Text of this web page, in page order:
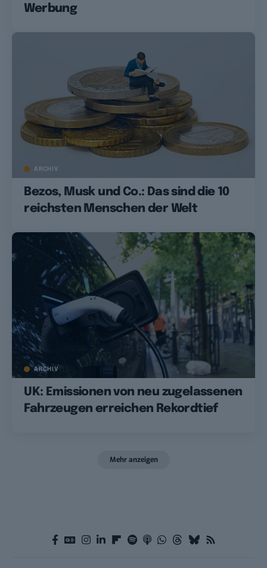
Werbung
ARCHIV
Bezos, Musk und Co.: Das sind die 10
reichsten Menschen der Welt
ARCHIV
UK: Emissionen von neu zugelassenen
Fahrzeugen erreichen Rekordtief
Mehr anzeigen